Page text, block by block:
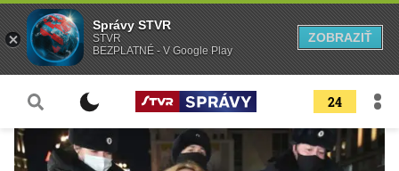
24
Správy STVR
STVR
BEZPLATNÉ - V Google Play
ZOBRAZIŤ